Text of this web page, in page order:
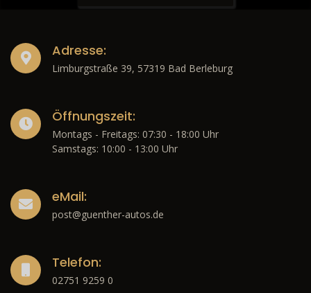
Adresse:
Limburgstraße 39, 57319 Bad Berleburg
Öffnungszeit:
Montags - Freitags: 07:30 - 18:00 Uhr
Samstags: 10:00 - 13:00 Uhr
eMail:
post@guenther-autos.de
Telefon:
02751 9259 0